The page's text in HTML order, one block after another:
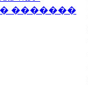
�������